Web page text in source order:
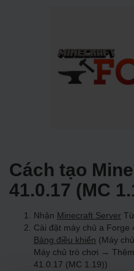
Cách tạo
41.0.17 (MC
Nhận Minecraft Server
Cài đặt máy chủ a Forge
Bảng điều khiển (Máy
Máy chủ trò chơi →
41.0.17 (MC 1.19))